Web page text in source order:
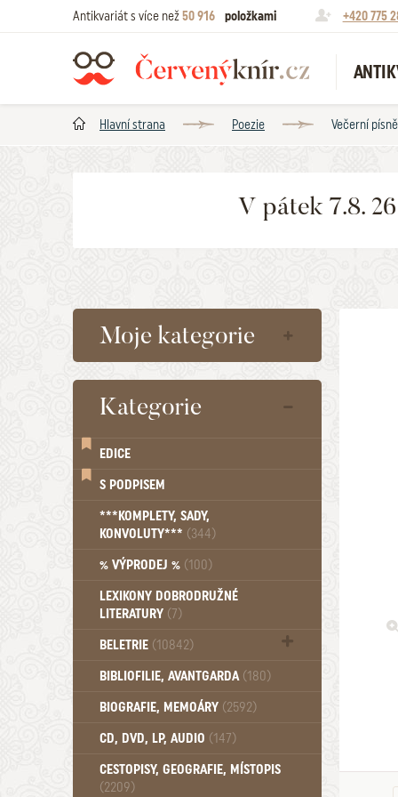
Antikvariát s více než50 916 položkami +420 775
Hlavní strana Poezie Večerní
V pátek 7.8.
Moje kategorie
Kategorie
EDICE
S PODPISEM
***KOMPLETY, SADY,
KONVOLUTY*** (344)
% VÝPRODEJ % (100)
LEXIKONY DOBRODRUŽNÉ
LITERATURY (7)
BELETRIE (10842)
Beletrie - Historická (1388)
Beletrie - Povídky (1758)
Beletrie - Válečné romány (489)
Beletrie - Ženské a dívčí romány
(1522)
BIBLIOFILIE, AVANTGARDA (180)
BIOGRAFIE, MEMOÁRY (2592)
CD, DVD, LP, AUDIO (147)
CESTOPISY, GEOGRAFIE, MÍSTOPIS
(2209)